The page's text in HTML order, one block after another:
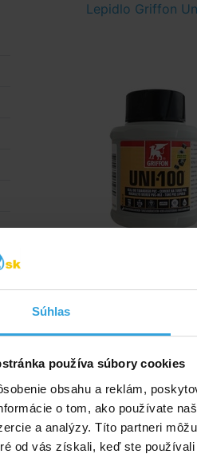
Súhlas
používa súbory cookies
obsahu a reklám,
o tom, ako používate
a analýzy. Títo partneri
od vás získali, keď ste
Lepidlo Griffon
11,67 EUR
do košíka
Alternatívne
T - kus PVC uhol 90